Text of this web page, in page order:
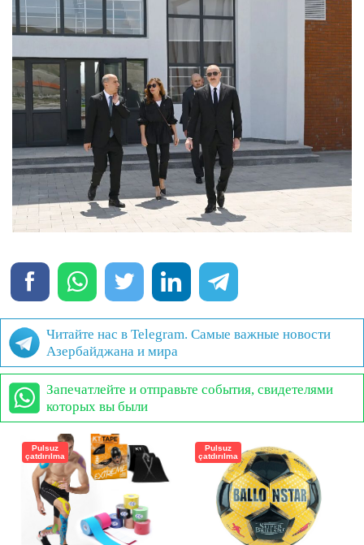
Читайте нас в Telegram. Самые важные новости
Азербайджана и мира
Запечатлейте и отправьте события, свидетелями
которых вы были